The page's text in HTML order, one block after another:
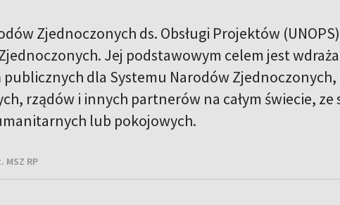
Zjednoczonych ds. Obsługi Projektów
Jej podstawowym celem jest
publicznych dla Systemu Narodów
rządów i innych partnerów na całym świecie,
lub pokojowych.
MSZ RP